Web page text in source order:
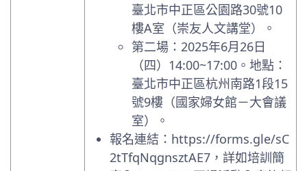
臺北市中正區公園路30號10
樓A室（崇友人文講堂）。
第二場：2025年6月26日
（四）14:00~17:00。地點：
臺北市中正區杭州南路1段15
號9樓（國家婦女館－大會議
室）。
報名連結：https://forms.gle/sC
2tTfqNqgnsztAE7，詳如培訓簡